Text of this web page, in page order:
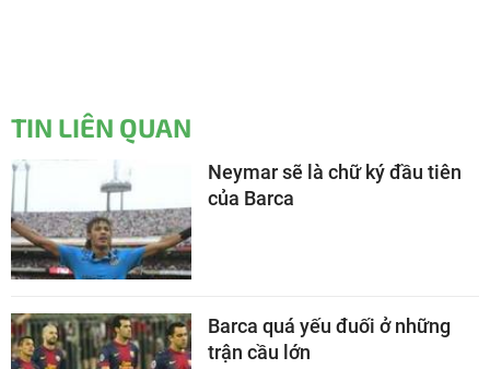
TIN LIÊN QUAN
Neymar sẽ là chữ ký đầu tiên
của Barca
Barca quá yếu đuối ở những
trận cầu lớn